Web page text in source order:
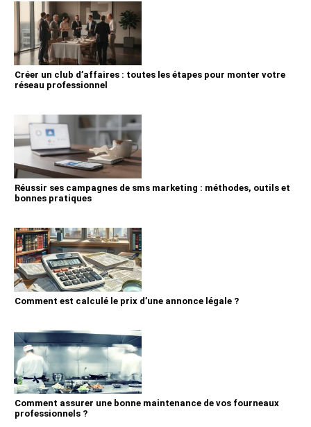
Créer un club d’affaires : toutes les étapes pour monter votre
réseau professionnel
Réussir ses campagnes de sms marketing : méthodes, outils et
bonnes pratiques
Comment est calculé le prix d’une annonce légale ?
Comment assurer une bonne maintenance de vos fourneaux
professionnels ?